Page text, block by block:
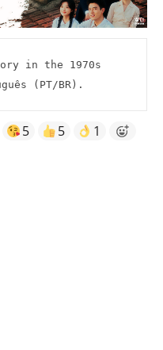
in the 1970s
(PT/BR).
5 5 1